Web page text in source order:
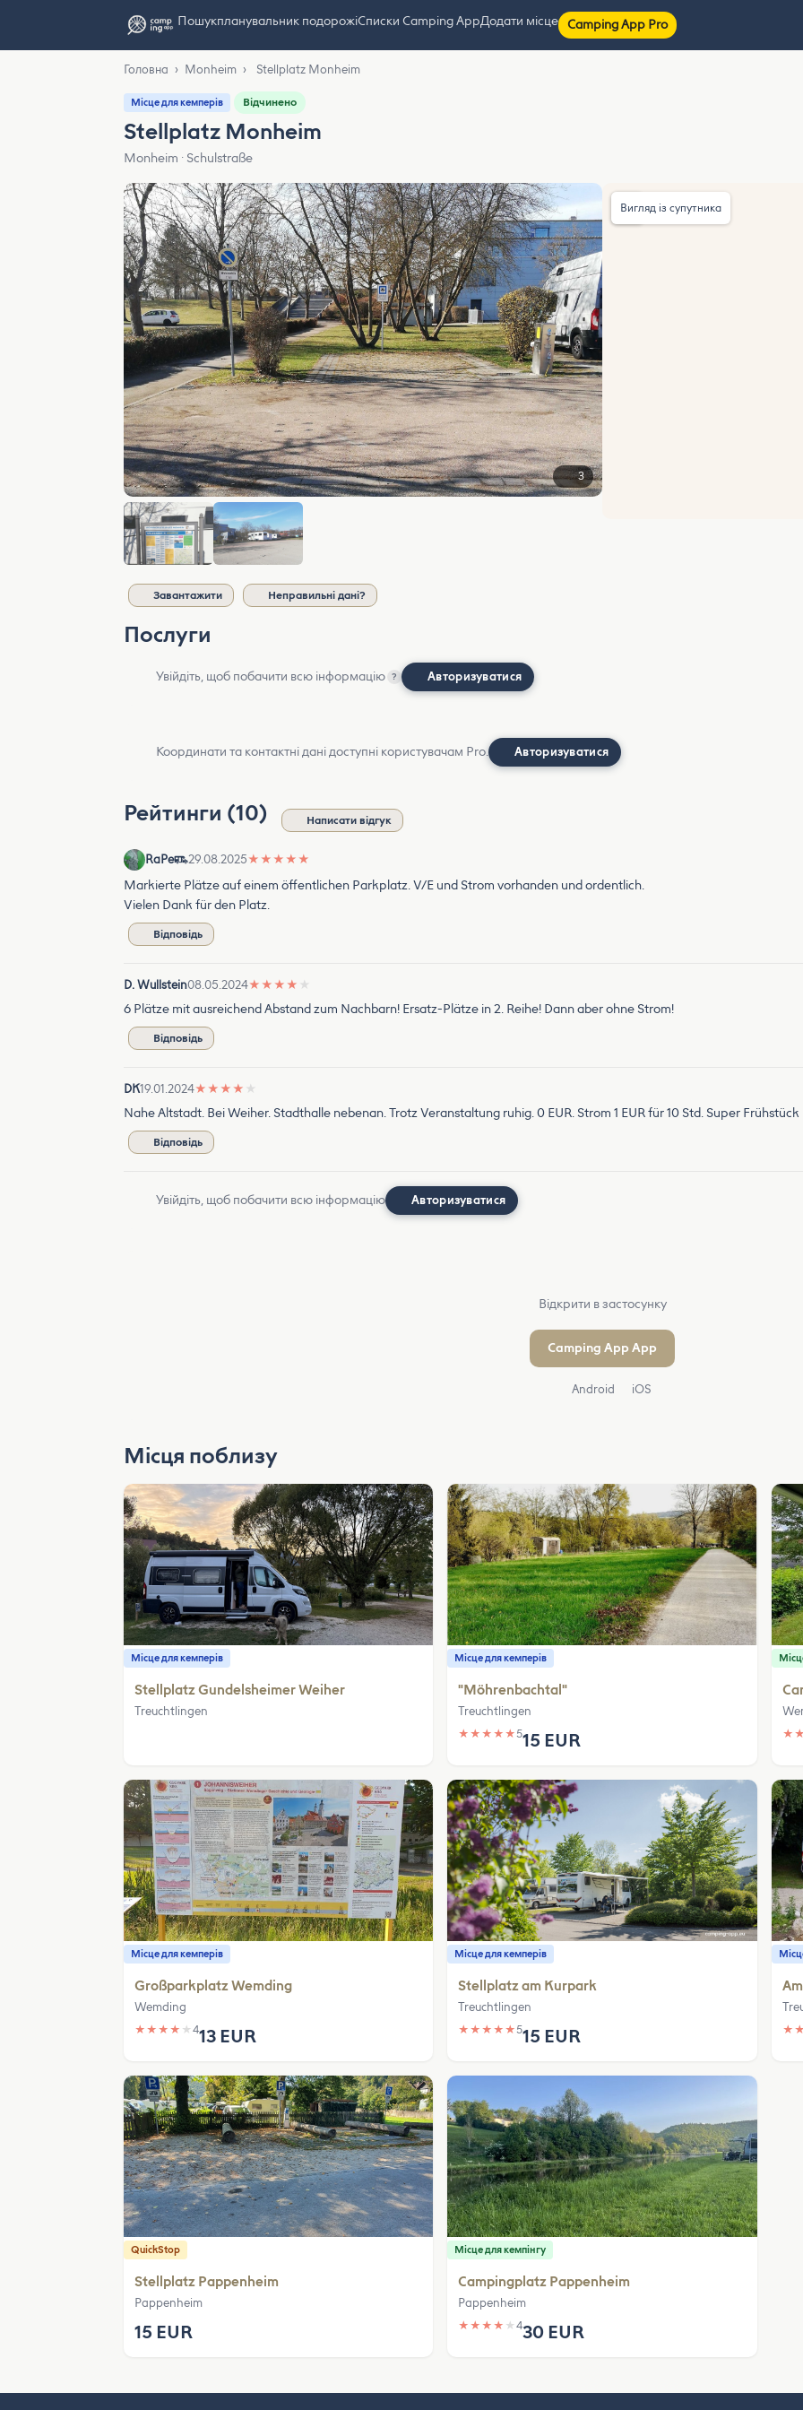
Пошукпланувальник подорожіСписки Camping AppДодати місце Camping App Pro
Головна › Monheim › Stellplatz Monheim
Місце для кемперів Відчинено
Stellplatz Monheim
Monheim · Schulstraße
3
Вигляд із супутника
Завантажити Неправильні дані?
Послуги
Увійдіть, щоб побачити всю інформацію ? Авторизуватися
Координати та контактні дані доступні користувачам Pro. Авторизуватися
Рейтинги (10) Написати відгук
RaPe 29.08.2025★ ★ ★ ★ ★
Markierte Plätze auf einem öffentlichen Parkplatz. V/E und Strom vorhanden und ordentlich.
Vielen Dank für den Platz.
Відповідь
D. Wullstein08.05.2024★ ★ ★ ★ ★
6 Plätze mit ausreichend Abstand zum Nachbarn! Ersatz-Plätze in 2. Reihe! Dann aber ohne Strom!
Відповідь
DK19.01.2024★ ★ ★ ★ ★
Nahe Altstadt. Bei Weiher. Stadthalle nebenan. Trotz Veranstaltung ruhig. 0 EUR. Strom 1 EUR für 10 Std. Super
Відповідь
Увійдіть, щоб побачити всю інформацію Авторизуватися
Відкрити в застосунку
Camping App App
Android iOS
Місця поблизу
Місце для кемперів
Stellplatz Gundelsheimer Weiher
Treuchtlingen
Місце для кемперів
"Möhrenbachtal"
Treuchtlingen
★ ★ ★ ★ ★515 EUR ★ ★
Місце для кемперів
Großparkplatz Wemding
Wemding
★ ★ ★ ★ ★ 413 EUR
Місце для кемперів
Stellplatz am Kurpark
Treuchtlingen
★ ★ ★ ★ ★515 EUR ★ ★
QuickStop
Stellplatz Pappenheim
Pappenheim
15 EUR
Місце для кемпінгу
Campingplatz Pappenheim
Pappenheim
★ ★ ★ ★ ★430 EUR